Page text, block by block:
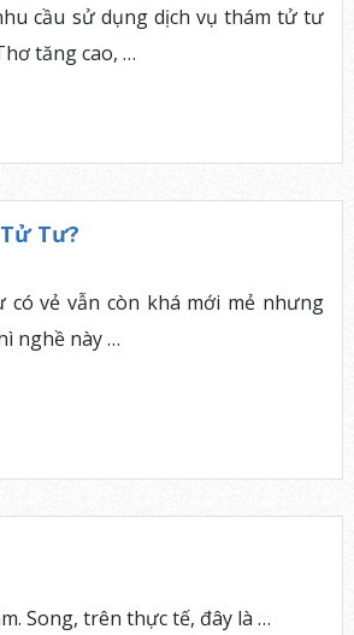
cầu sử dụng dịch vụ thám tử tư
tăng cao, …
Tư?
vẻ vẫn còn khá mới mẻ nhưng
nghề này …
Song, trên thực tế, đây là …